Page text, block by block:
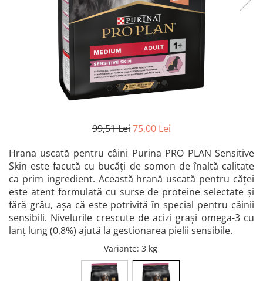
Produse Cosmetice
Alte Afecțiuni
Hrană / Diete Câini
Hrană Uscată Câini
Hrană Umedă Câini
Câini
Recompense Câini
Lapte Câini
Igienă și Îngrijire Câini
Igienă Orală Câini
Șervețele Umede
Periaj și Descâlcit Câini
Produse Cosmetice
Alte Afecțiuni
Hrană / Diete Pisici
Hrană Uscată Pisici
Hrană Umedă Pisici
Pisici
Recompense Pisici
Lapte Pisici
Igienă și Îngrijire Pisici
Litiere, Nisip și Accesorii
Igienă Orală Pisici
Covorașe absorbante
Astm și Afecțiuni Respiratorii
Cardiace și Antihipertensive
Diabet și Insulina
Dureri Articulare /
Antiinflamatoare
Otice
Prevenție Heartworms(Dirofilaria)
Șampoane și Spray-uri
Dermatologice
Sindromul Cushing
Suplimente Imunitate și Vitamine
Institutul Pasteur România
Purina
Richter Pharma
Romvac
Royal Canin
Stangest
99,51 Lei75,00 Lei
Hrana uscată pentru câini Purina PRO PLAN Sensitive
Skin este facută cu bucăți de somon de înaltă calitate
ca prim ingredient. Această hrană uscată pentru căței
este atent formulată cu surse de proteine selectate și
fără grâu, așa că este potrivită în special pentru câinii
sensibili. Nivelurile crescute de acizi grași omega-3 cu
lanț lung (0,8%) ajută la gestionarea pielii sensibile.
Variante: 3 kg